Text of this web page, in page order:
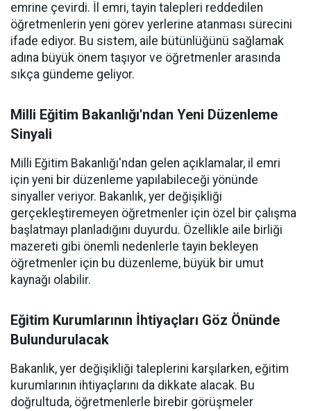
emrine çevirdi. İl emri, tayin talepleri reddedilen
öğretmenlerin yeni görev yerlerine atanması sürecini
ifade ediyor. Bu sistem, aile bütünlüğünü sağlamak
adına büyük önem taşıyor ve öğretmenler arasında
sıkça gündeme geliyor.
Milli Eğitim Bakanlığı'ndan Yeni Düzenleme
Sinyali
Milli Eğitim Bakanlığı'ndan gelen açıklamalar, il emri
için yeni bir düzenleme yapılabileceği yönünde
sinyaller veriyor. Bakanlık, yer değişikliği
gerçekleştiremeyen öğretmenler için özel bir çalışma
başlatmayı planladığını duyurdu. Özellikle aile birliği
mazereti gibi önemli nedenlerle tayin bekleyen
öğretmenler için bu düzenleme, büyük bir umut
kaynağı olabilir.
Eğitim Kurumlarının İhtiyaçları Göz Önünde
Bulundurulacak
Bakanlık, yer değişikliği taleplerini karşılarken, eğitim
kurumlarının ihtiyaçlarını da dikkate alacak. Bu
doğrultuda, öğretmenlerle birebir görüşmeler